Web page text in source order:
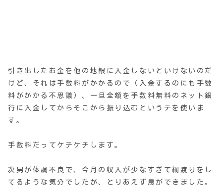
引き出したお金を他の地銀に入金しないといけないのだ
けど、それは手数料がかかるので（入金するのにも手数
料がかかる不思議）、一旦全額を手数料無料のネット銀
行に入金してからそこから振り込むというテを使いま
す。
手数料だってケチケチします。
次男が体調不良で、今月の収入が少なすぎて綱渡りをし
てるような気分でしたが、とりあえず息ができました。